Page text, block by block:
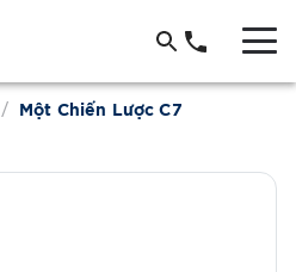
/ Một Chiến Lược C7